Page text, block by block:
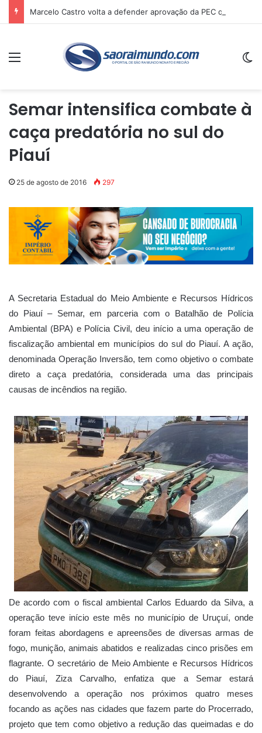
Menu
Semar intensifica combate à
caça predatória no sul do
Piauí
25 de agosto de 2016 297
A Secretaria Estadual do Meio Ambiente e Recursos Hídricos
do Piauí – Semar, em parceria com o Batalhão de Polícia
Ambiental (BPA) e Polícia Civil, deu início a uma operação de
fiscalização ambiental em municípios do sul do Piauí. A ação,
denominada Operação Inversão, tem como objetivo o combate
direto a caça predatória, considerada uma das principais
causas de incêndios na região.
De acordo com o fiscal ambiental Carlos Eduardo da Silva, a
operação teve início este mês no município de Uruçuí, onde
foram feitas abordagens e apreensões de diversas armas de
fogo, munição, animais abatidos e realizadas cinco prisões em
flagrante. O secretário de Meio Ambiente e Recursos Hídricos
do Piauí, Ziza Carvalho, enfatiza que a Semar estará
desenvolvendo a operação nos próximos quatro meses
focando as ações nas cidades que fazem parte do Procerrado,
projeto que tem como objetivo a redução das queimadas e do